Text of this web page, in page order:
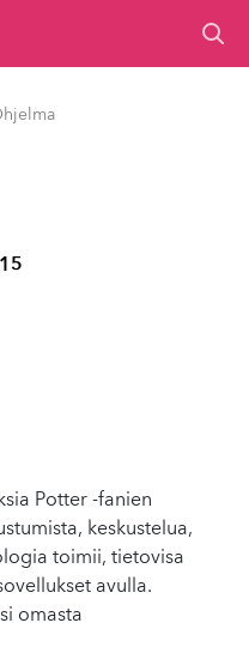
Potter -fanien
keskustelua,
toimii, tietovisa
avulla.
omasta